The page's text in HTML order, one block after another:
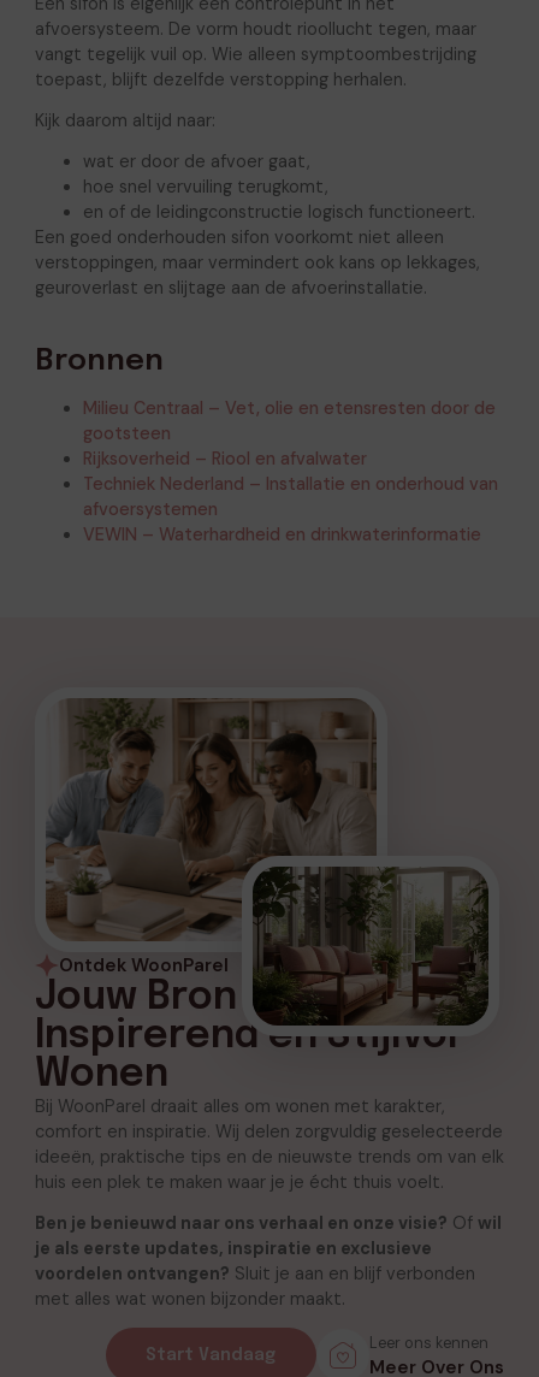
afvoersysteem. De vorm houdt rioollucht tegen, maar
vangt tegelijk vuil op. Wie alleen symptoombestrijding
toepast, blijft dezelfde verstopping herhalen.
Kijk daarom altijd naar:
wat er door de afvoer gaat,
hoe snel vervuiling terugkomt,
en of de leidingconstructie logisch functioneert.
Een goed onderhouden sifon voorkomt niet alleen
verstoppingen, maar vermindert ook kans op lekkages,
geuroverlast en slijtage aan de afvoerinstallatie.
Bronnen
Milieu Centraal – Vet, olie en etensresten door de
gootsteen
Rijksoverheid – Riool en afvalwater
Techniek Nederland – Installatie en onderhoud van
afvoersystemen
VEWIN – Waterhardheid en drinkwaterinformatie
Ontdek WoonParel
Jouw Bron voor
Inspirerend en Stijlvol
Wonen
Bij WoonParel draait alles om wonen met karakter,
comfort en inspiratie. Wij delen zorgvuldig geselecteerde
ideeën, praktische tips en de nieuwste trends om van elk
huis een plek te maken waar je je écht thuis voelt.
Ben je benieuwd naar ons verhaal en onze visie? Of wil
je als eerste updates, inspiratie en exclusieve
voordelen ontvangen? Sluit je aan en blijf verbonden
met alles wat wonen bijzonder maakt.
Start Vandaag
Leer ons kennen
Meer Over Ons